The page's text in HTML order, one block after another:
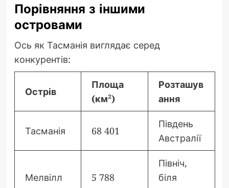
Порівняння з іншими
островами
Ось як Тасманія виглядає серед
конкурентів:
Острів
Площа
(км²)
Розташув
ання
Тасманія 68 401
Південь
Австралії
Мелвілл 5 788
Північ,
біля